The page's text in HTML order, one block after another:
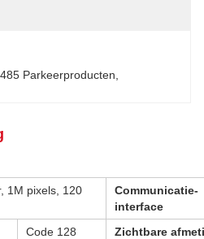
Parkeerproducten
1M pixels, 120
Communicatie-
interface
Code 128
Zichtbare